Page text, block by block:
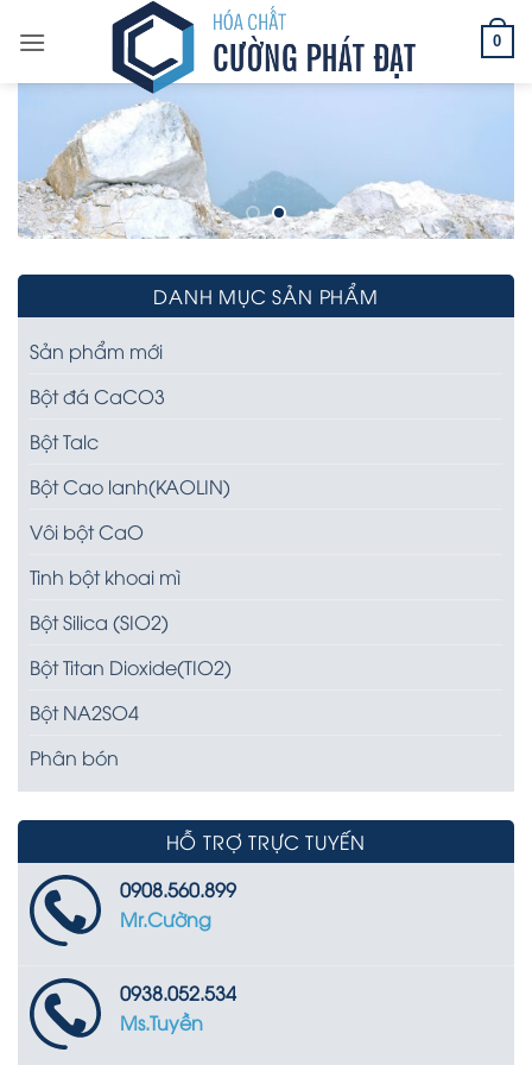
qua
0
DANH MỤC SẢN PHẨM
Sản phẩm mới
Bột đá CaCO3
Bột Talc
Bột Cao lanh(KAOLIN)
Vôi bột CaO
Tinh bột khoai mì
Bột Silica (SIO2)
Bột Titan Dioxide(TIO2)
Bột NA2SO4
Phân bón
HỖ TRỢ TRỰC TUYẾN
0908.560.899
Mr.Cường
0938.052.534
Ms.Tuyền